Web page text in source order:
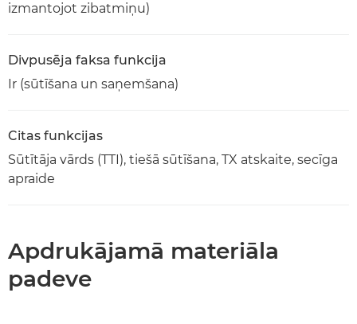
izmantojot zibatmiņu)
Divpusēja faksa funkcija
Ir (sūtīšana un saņemšana)
Citas funkcijas
Sūtītāja vārds (TTI), tiešā sūtīšana, TX atskaite, secīga
apraide
Apdrukājamā materiāla
padeve